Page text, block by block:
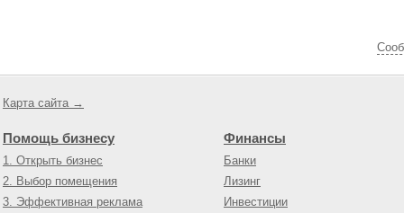
Карта сайта →
Помощь бизнесу
1. Открыть бизнес
2. Выбор помещения
3. Эффективная реклама
Финансы
Банки
Лизинг
Инвестиции